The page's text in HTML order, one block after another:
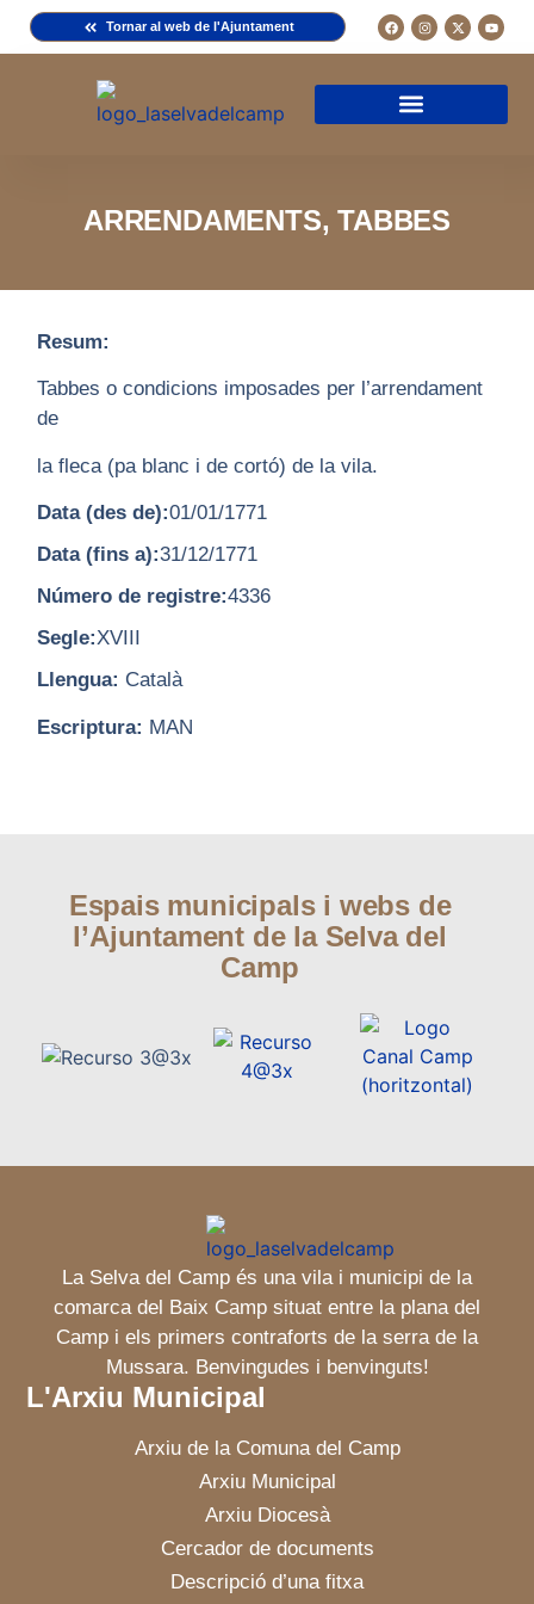
Tornar al web de l'Ajuntament
ARRENDAMENTS, TABBES
Resum:
Tabbes o condicions imposades per l’arrendament
de
la fleca (pa blanc i de cortó) de la vila.
Data (des de):01/01/1771
Data (fins a):31/12/1771
Número de registre:4336
Segle:XVIII
Llengua: Català
Escriptura: MAN
Espais municipals i webs de
l’Ajuntament de la Selva del
Camp
La Selva del Camp és una vila i municipi de la
comarca del Baix Camp situat entre la plana del
Camp i els primers contraforts de la serra de la
Mussara. Benvingudes i benvinguts!
L'Arxiu Municipal
Arxiu de la Comuna del Camp
Arxiu Municipal
Arxiu Diocesà
Cercador de documents
Descripció d’una fitxa